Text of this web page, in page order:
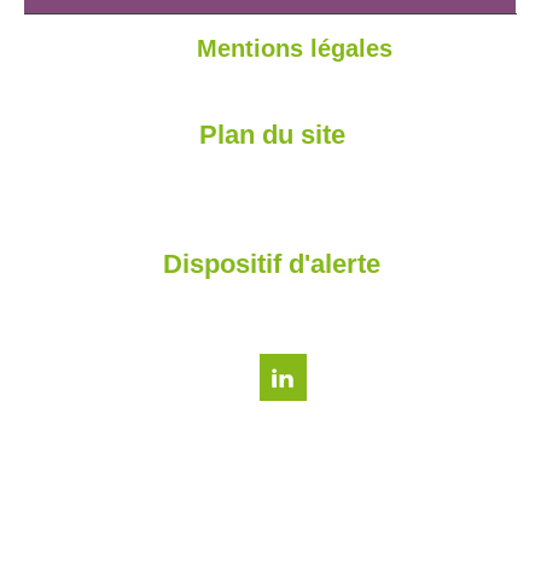
Mentions légales
Plan du site
Dispositif d'alerte